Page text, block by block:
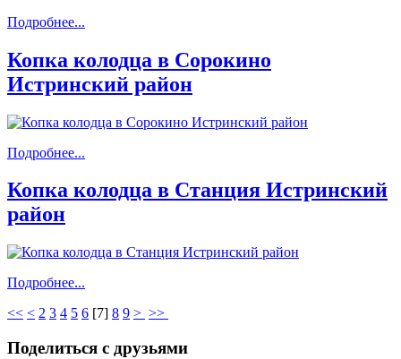
Подробнее...
Копка колодца в Сорокино
Истринский район
Подробнее...
Копка колодца в Станция Истринский
район
Подробнее...
<< < 2 3 4 5 6 [7] 8 9 > >>
Поделиться с друзьями